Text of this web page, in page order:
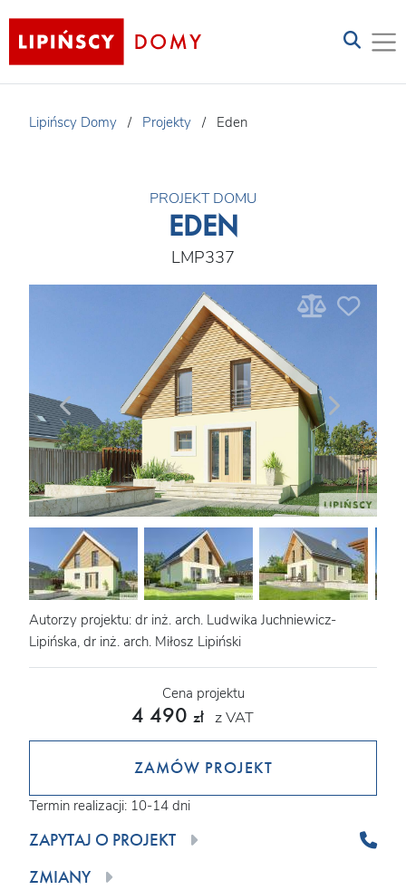
Lipińscy Domy / Projekty / Eden
PROJEKT DOMU
EDEN
LMP337
Autorzy projektu: dr inż. arch. Ludwika Juchniewicz-
Lipińska, dr inż. arch. Miłosz Lipiński
Cena projektu
4 490 zł z VAT
ZAMÓW PROJEKT
Termin realizacji: 10-14 dni
ZAPYTAJ O PROJEKT
ZMIANY